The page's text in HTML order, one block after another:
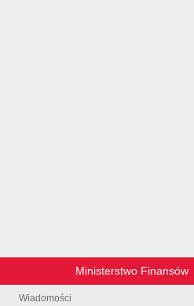
Ministerstwo Finansów
Wiadomości